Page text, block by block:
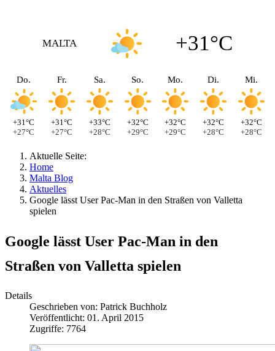
MALTA +31°C
Do.
+31°C
+27°C
Fr.
+31°C
+27°C
Sa.
+33°C
+28°C
So.
+32°C
+29°C
Mo.
+32°C
+29°C
Di.
+32°C
+28°C
Mi.
+32°C
+28°C
Aktuelle Seite:
Home
Malta Blog
Aktuelles
Google lässt User Pac-Man in den Straßen von Valletta
spielen
Google lässt User Pac-Man in den
Straßen von Valletta spielen
Details
Geschrieben von: Patrick Buchholz
Veröffentlicht: 01. April 2015
Zugriffe: 7764